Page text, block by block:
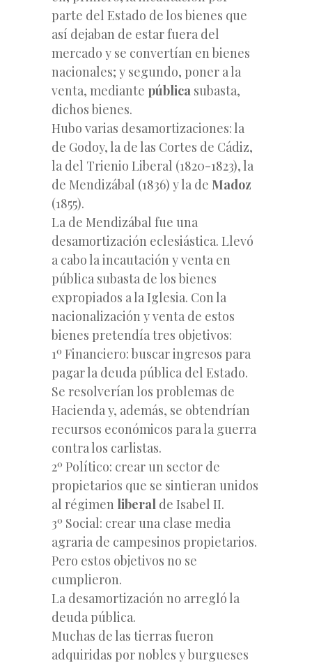
parte del Estado de los bienes que
así dejaban de estar fuera del
mercado y se convertían en bienes
nacionales; y segundo, poner a la
venta, mediante pública subasta,
dichos bienes.
Hubo varias desamortizaciones: la
de Godoy, la de las Cortes de Cádiz,
la del Trienio Liberal (1820-1823), la
de Mendizábal (1836) y la de Madoz
(1855).
La de Mendizábal fue una
desamortización eclesiástica. Llevó
a cabo la incautación y venta en
pública subasta de los bienes
expropiados a la Iglesia. Con la
nacionalización y venta de estos
bienes pretendía tres objetivos:
1º Financiero: buscar ingresos para
pagar la deuda pública del Estado.
Se resolverían los problemas de
Hacienda y, además, se obtendrían
recursos económicos para la guerra
contra los carlistas.
2º Político: crear un sector de
propietarios que se sintieran unidos
al régimen liberal de Isabel II.
3º Social: crear una clase media
agraria de campesinos propietarios.
Pero estos objetivos no se
cumplieron.
La desamortización no arregló la
deuda pública.
Muchas de las tierras fueron
adquiridas por nobles y burgueses